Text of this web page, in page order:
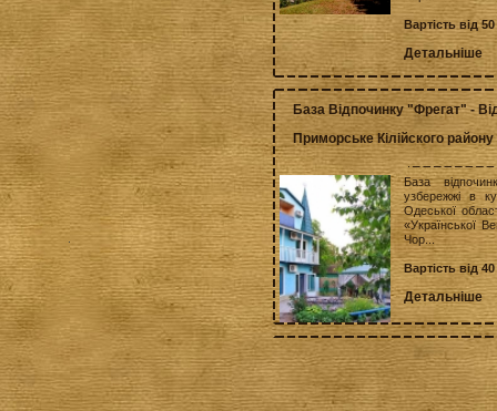
Вартість від
Детальніше
База Відпочинку "Фрегат" -
Приморське Кілійского району
База
узбережжі в
Одеської
«Української
Чор...
Вартість від
Детальніше